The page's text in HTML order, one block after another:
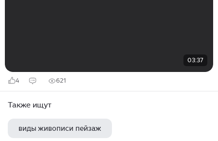
03:37
4 621
Также ищут
виды живописи пейзаж